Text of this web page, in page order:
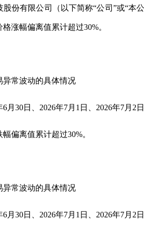
份有限公司（以下简称“公司”或“本
涨幅偏离值累计超过30%。
异常波动的具体情况
6月30日、2026年7月1日、2026年7月2
偏离值累计超过30%。
异常波动的具体情况
6月30日、2026年7月1日、2026年7月2